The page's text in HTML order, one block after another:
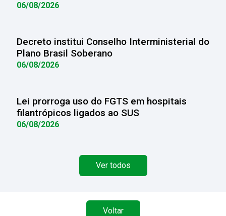
06/08/2026
Decreto institui Conselho Interministerial do
Plano Brasil Soberano
06/08/2026
Lei prorroga uso do FGTS em hospitais
filantrópicos ligados ao SUS
06/08/2026
Ver todos
Voltar